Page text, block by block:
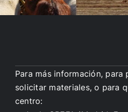
Para más información, para
solicitar materiales, o para
centro: